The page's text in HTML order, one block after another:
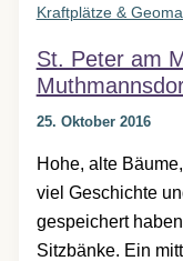
Kraftplätze &
St. Peter am
25. Oktober 2016
Hohe, alte
viel Geschichte
gespeichert
Sitzbänke. Ein